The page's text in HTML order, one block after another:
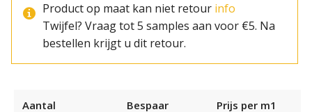
Product op maat kan niet retour info
Twijfel? Vraag tot 5 samples aan voor €5. Na
bestellen krijgt u dit retour.
Aantal Bespaar Prijs per m1